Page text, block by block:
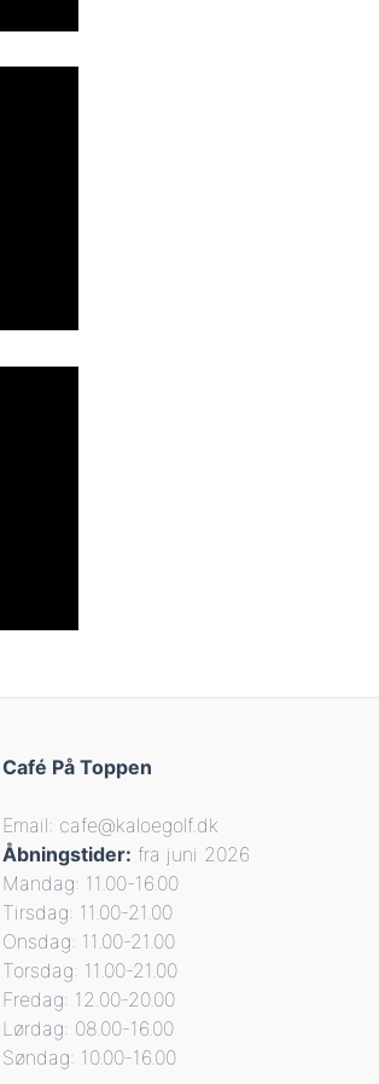
Café På Toppen
Email: cafe@kaloegolf.dk
Åbningstider: fra juni 2026
Mandag: 11.00-16.00
Tirsdag: 11.00-21.00
Onsdag: 11.00-21.00
Torsdag: 11.00-21.00
Fredag: 12.00-20.00
Lørdag: 08.00-16.00
Søndag: 10.00-16.00